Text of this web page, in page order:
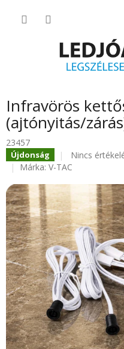
Infravörös
(ajtónyitás/
23457
Újdonság
A
termék
értékelése
5-
ből
0.0
csillag.
Nincs
Márka: V-TAC